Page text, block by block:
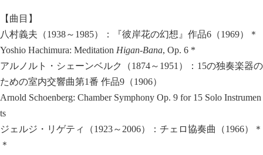
【曲目】
八村義夫（1938～1985）：『彼岸花の幻想』作品6（1969）＊
Yoshio Hachimura: Meditation Higan-Bana, Op. 6 *
アルノルト・シェーンベルク（1874～1951）：15の独奏楽器の
ための室内交響曲第1番 作品9（1906）
Arnold Schoenberg: Chamber Symphony Op. 9 for 15 Solo Instrumen
ts
ジェルジ・リゲティ（1923～2006）：チェロ協奏曲（1966）＊
＊